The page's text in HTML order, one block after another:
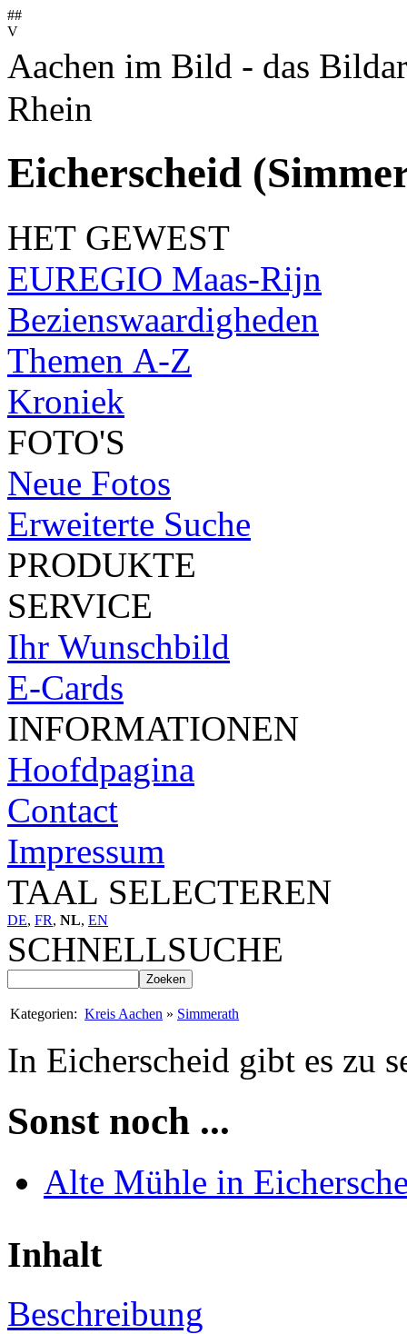
##
V
Aachen im Bild - das
Rhein
Eicherscheid
HET GEWEST
EUREGIO Maas-Rijn
Bezienswaardigheden
Themen A-Z
Kroniek
FOTO'S
Neue Fotos
Erweiterte Suche
PRODUKTE
SERVICE
Ihr Wunschbild
E-Cards
INFORMATIONEN
Hoofdpagina
Contact
Impressum
TAAL SELECTEREN
DE, FR, NL, EN
SCHNELLSUCHE
Kategorien: Kreis Aachen » Simmerath
In Eicherscheid gibt es zu
Sonst noch ...
Alte Mühle in
Inhalt
Beschreibung